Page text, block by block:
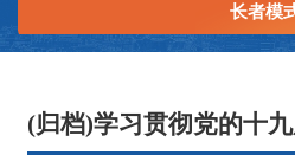
长者模
(归档)学习贯彻党的十